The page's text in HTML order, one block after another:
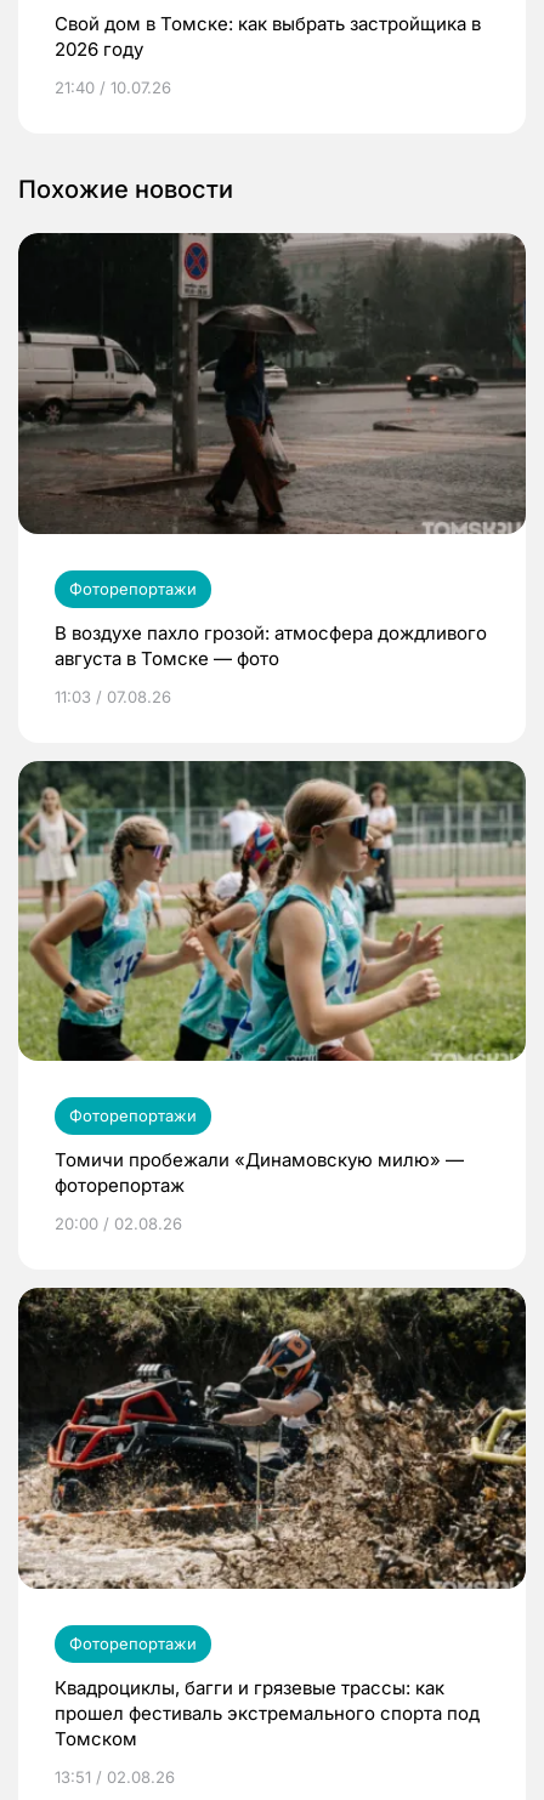
Свой дом в Томске: как выбрать застройщика в
2026 году
21:40 / 10.07.26
Похожие новости
Фоторепортажи
В воздухе пахло грозой: атмосфера дождливого
августа в Томске — фото
11:03 / 07.08.26
Фоторепортажи
Томичи пробежали «Динамовскую милю» —
фоторепортаж
20:00 / 02.08.26
Фоторепортажи
Квадроциклы, багги и грязевые трассы: как
прошел фестиваль экстремального спорта под
Томском
13:51 / 02.08.26